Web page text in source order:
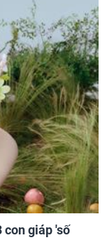
con giáp 'số